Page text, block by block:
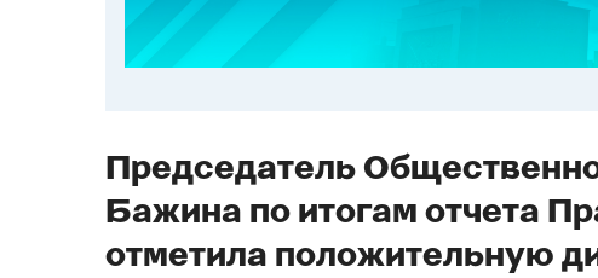
Председатель
Бажина по итогам отчета
отметила положительную